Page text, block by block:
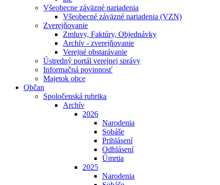
Všeobecne záväzné nariadenia
Všeobecné záväzné nariadenia (VZN)
Zverejňovanie
Zmluvy, Faktúry, Objednávky
Archív - zverejňovanie
Verejné obstarávanie
Ústredný portál verejnej správy
Informačná povinnosť
Majetok obce
Občan
Spoločenská rubrika
Archív
2026
Narodenia
Sobáše
Prihlásení
Odhlásení
Úmrtia
2025
Narodenia